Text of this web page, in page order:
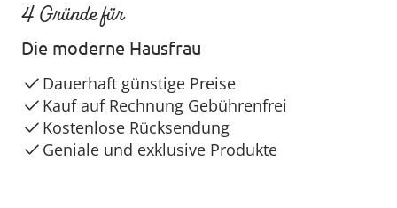
4 Gründe für
Die moderne Hausfrau
Dauerhaft günstige Preise
Kauf auf Rechnung Gebührenfrei
Kostenlose Rücksendung
Geniale und exklusive Produkte